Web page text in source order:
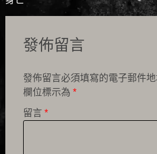
發佈留言
發佈留言必須填寫的電子郵件地
欄位標示為 *
留言 *